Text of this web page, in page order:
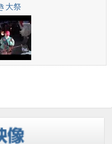
大祭